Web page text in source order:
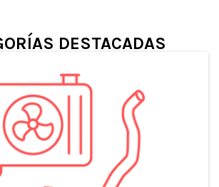
DESTACADAS